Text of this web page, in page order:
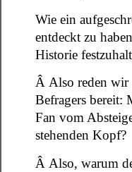
Wie ein
entdeckt zu
Historie
Â Also reden wir
Befragers bereit:
Fan vom
stehenden Kopf?
Â Also, warum